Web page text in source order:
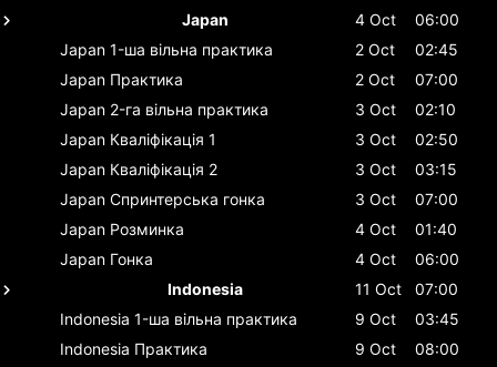
Japan
4 Oct
06:00
Japan 1-ша вільна практика 2 Oct
02:45
Japan Практика 2 Oct
07:00
Japan 2-га вільна практика 3 Oct
02:10
Japan Кваліфікація 1 3 Oct
02:50
Japan Кваліфікація 2 3 Oct
03:15
Japan Спринтерська гонка 3 Oct
07:00
Japan Розминка 4 Oct
01:40
Japan Гонка 4 Oct
06:00
Indonesia
11 Oct
07:00
Indonesia 1-ша вільна практика 9 Oct
03:45
Indonesia Практика 9 Oct
08:00